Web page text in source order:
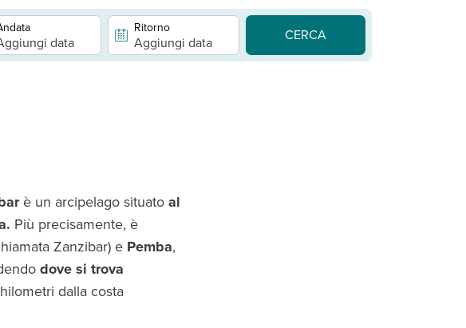
data
Ritorno
Aggiungi data CERCA
è un arcipelago situatoal
Più precisamente, è
Zanzibar) e Pemba,
dove si trova
dalla costa